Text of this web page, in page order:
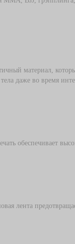
материал,
даже во время
обеспечивает
лента